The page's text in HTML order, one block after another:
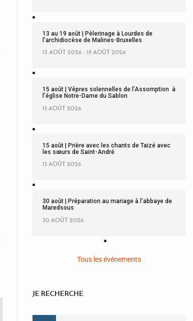
13 au 19 août | Pèlerinage à Lourdes de
l’archidiocèse de Malines-Bruxelles
13 AOÛT 2026 - 19 AOÛT 2026
15 août | Vêpres solennelles de l’Assomption à
l’église Notre-Dame du Sablon
15 AOÛT 2026
15 août | Prière avec les chants de Taizé avec
les sœurs de Saint-André
15 AOÛT 2026
30 août | Préparation au mariage à l’abbaye de
Maredsous
30 AOÛT 2026
Tous les événements
JE RECHERCHE